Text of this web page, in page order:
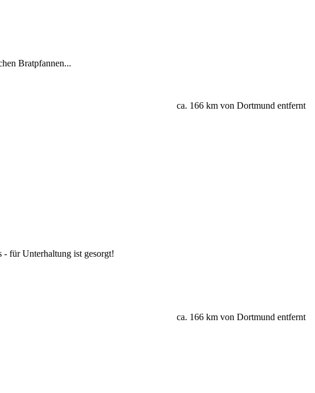
Bratpfannen...
ca. 166 km von Dortmund entfernt
- für Unterhaltung ist gesorgt!
ca. 166 km von Dortmund entfernt